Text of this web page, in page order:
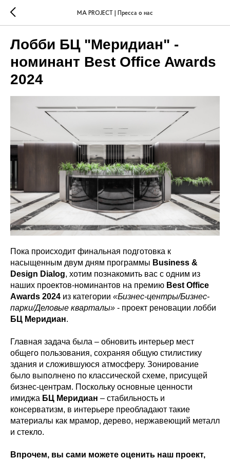
MA PROJECT | Пресса о нас
Лобби БЦ "Меридиан" -
номинант Best Office Awards
2024
Пока происходит финальная подготовка к
насыщенным двум дням программы Business &
Design Dialog, хотим познакомить вас с одним из
наших проектов-номинантов на премию Best Office
Awards 2024 из категории «Бизнес-центры/Бизнес-
парки/Деловые кварталы» - проект реновации лобби
БЦ Меридиан.
Главная задача была – обновить интерьер мест
общего пользования, сохраняя общую стилистику
здания и сложившуюся атмосферу. Зонирование
было выполнено по классической схеме, присущей
бизнес-центрам. Поскольку основные ценности
имиджа БЦ Меридиан – стабильность и
консерватизм, в интерьере преобладают такие
материалы как мрамор, дерево, нержавеющий металл
и стекло.
Впрочем, вы сами можете оценить наш проект,